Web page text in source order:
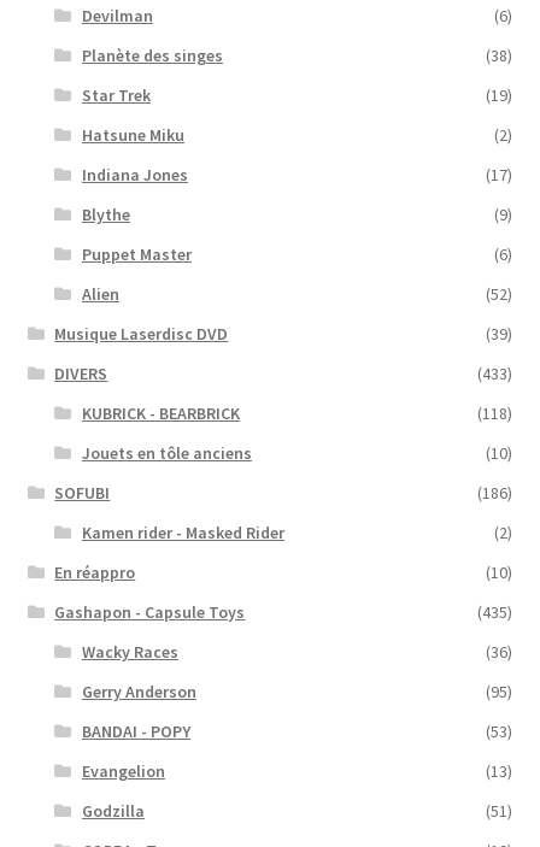
Devilman
(6)
Planète des singes
(38)
Star Trek
(19)
Hatsune Miku
(2)
Indiana Jones
(17)
Blythe
(9)
Puppet Master
(6)
Alien
(52)
Musique Laserdisc DVD
(39)
DIVERS
(433)
KUBRICK - BEARBRICK
(118)
Jouets en tôle anciens
(10)
SOFUBI
(186)
Kamen rider - Masked Rider
(2)
En réappro
(10)
Gashapon - Capsule Toys
(435)
Wacky Races
(36)
Gerry Anderson
(95)
BANDAI - POPY
(53)
Evangelion
(13)
Godzilla
(51)